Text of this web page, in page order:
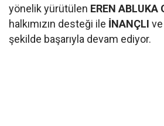
yönelik yürütülen EREN ABLUKA
halkımızın desteği ile İNANÇLI ve
şekilde başarıyla devam ediyor.